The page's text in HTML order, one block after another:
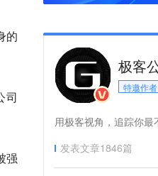
的
司
强
极客
特邀作者
用极客视角，追踪你最
发表文章1846篇